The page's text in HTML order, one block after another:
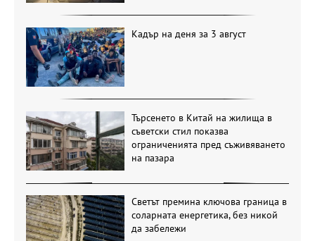
Кадър на деня за 3 август
Търсенето в Китай на жилища в
съветски стил показва
ограниченията пред съживяването
на пазара
Светът премина ключова граница в
соларната енергетика, без никой
да забележи